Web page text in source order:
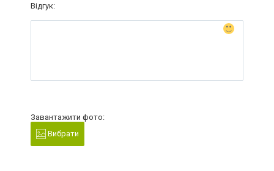
Відгук:
Завантажити фото:
Вибрати